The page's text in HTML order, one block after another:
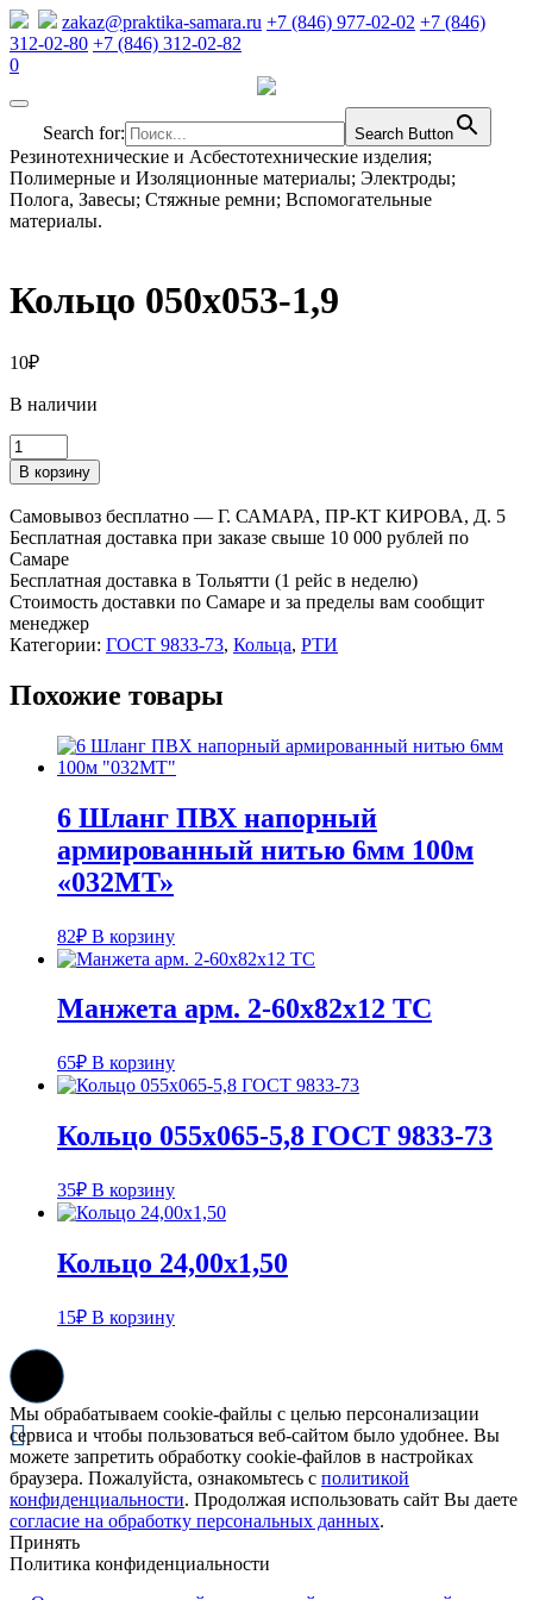
zakaz@praktika-samara.ru +7 (846) 977-02-02 +7 (846)
312-02-80 +7 (846) 312-02-82
0
Search for: Search Button
Резинотехнические и Асбестотехнические изделия;
Полимерные и Изоляционные материалы; Электроды;
Полога, Завесы; Стяжные ремни; Вспомогательные
материалы.
Кольцо 050х053-1,9
10₽
В наличии
Количество
товара
Кольцо
050х053-
1,9
В корзину
Самовывоз бесплатно — Г. САМАРА, ПР-КТ КИРОВА, Д. 5
Бесплатная доставка при заказе свыше 10 000 рублей по
Самаре
Бесплатная доставка в Тольятти (1 рейс в неделю)
Стоимость доставки по Самаре и за пределы вам сообщит
менеджер
Категории: ГОСТ 9833-73, Кольца, РТИ
Похожие товары
6 Шланг ПВХ напорный
армированный нитью 6мм 100м
«032МТ»
82₽ В корзину
Манжета арм. 2-60х82х12 ТC
65₽ В корзину
Кольцо 055х065-5,8 ГОСТ 9833-73
35₽ В корзину
Кольцо 24,00х1,50
15₽ В корзину
Мы обрабатываем cookie-файлы с целью персонализации
сервиса и чтобы пользоваться веб-сайтом было удобнее. Вы
можете запретить обработку cookie-файлов в настройках
браузера. Пожалуйста, ознакомьтесь с политикой
конфиденциальности. Продолжая использовать сайт Вы даете
согласие на обработку персональных данных.
Принять
Политика конфиденциальности